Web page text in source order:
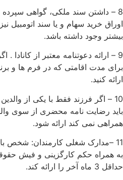
8 – داشتن سند ملکی، گواهی
اوراق خرید سهام و یا سند اتومبیل
بیشتر وجود داشته باشد.
9 – ارائه دعوتنامه معتبر از کانادا .
برای مدت اقامتی که در فرم ها و
ارائه کنید.
10 – اگر فرزند فقط با یکی از
باید رضایت نامه محضری از سوی
همراهی نمی کند ارائه شود.
11 –مدارک شغلی کارمندان: شخص
به همراه حکم کارگزینی و فیش
حداقل 3 ماه آخر را ارائه کند.